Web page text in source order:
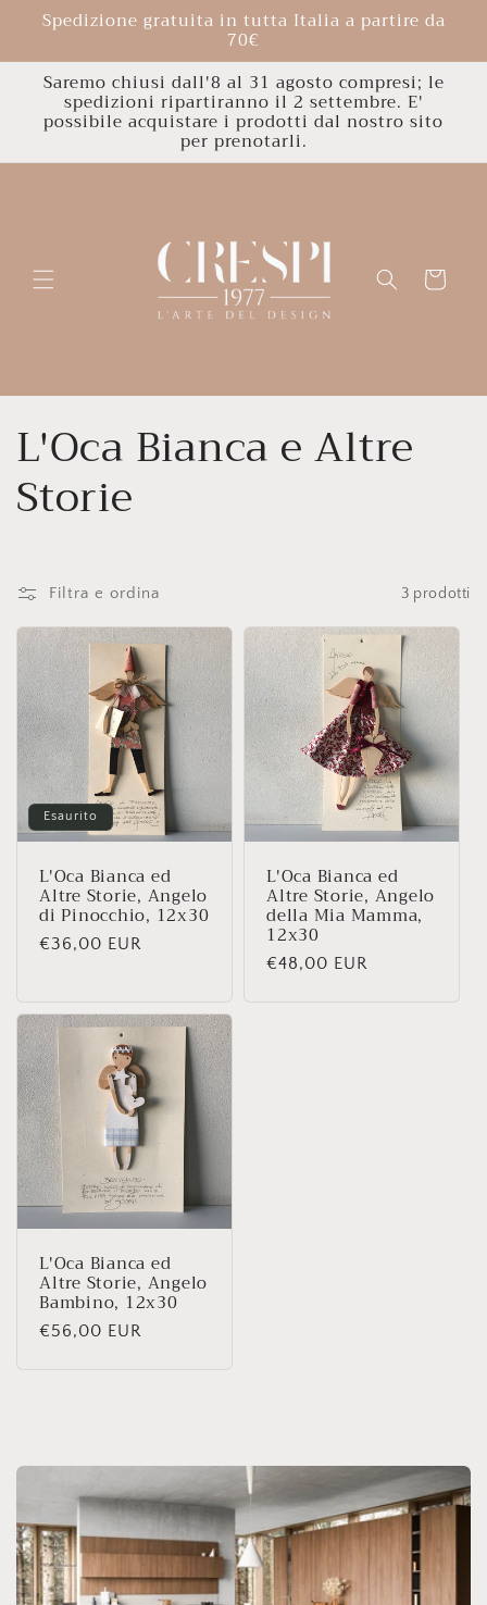
direttamente
Spedizione gratuita in tutta Italia a partire da
70€
Saremo chiusi dall'8 al 31 agosto compresi; le
spedizioni ripartiranno il 2 settembre. E'
possibile acquistare i prodotti dal nostro sito
per prenotarli.
Carrello
C
o
l
e
z
i
o
n
L'Oca Bianca e Altre
Storie
Filtra e ordina 3 prodotti
Esaurito
L'Oca Bianca ed
Altre Storie, Angelo
di Pinocchio, 12x30
Prezzo
€36,00 EUR
L'Oca Bianca ed
Altre Storie, Angelo
della Mia Mamma,
12x30
Prezzo
€48,00 EUR
L'Oca Bianca ed
Altre Storie, Angelo
Bambino, 12x30
Prezzo
€56,00 EUR